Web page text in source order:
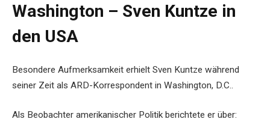
Washington – Sven Kuntze in
den USA
Besondere Aufmerksamkeit erhielt Sven Kuntze während
seiner Zeit als ARD-Korrespondent in Washington, D.C..
Als Beobachter amerikanischer Politik berichtete er über: